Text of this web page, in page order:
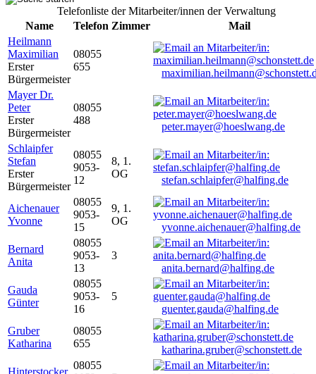
Telefonliste der Mitarbeiter/innen der Verwaltung
Name
Telefon Zimmer
Mail
Heilmann
Maximilian
Erster
Bürgermeister
08055
655
Mayer Dr.
Peter
Erster
Bürgermeister
08055
488
peter.mayer@hoeslwang.de
Schlaipfer
Stefan
Erster
Bürgermeister
08055
9053-
12
8, 1.
OG
stefan.schlaipfer@halfing.de
Aichenauer
Yvonne
08055
9053-
15
9, 1.
OG
yvonne.aichenauer@halfing.de
Bernard
Anita
08055
9053-
13
3
anita.bernard@halfing.de
Gauda
Günter
08055
9053-
16
5
guenter.gauda@halfing.de
Gruber
Katharina
08055
655
katharina.gruber@schonstett.de
Hinterstocker
08055